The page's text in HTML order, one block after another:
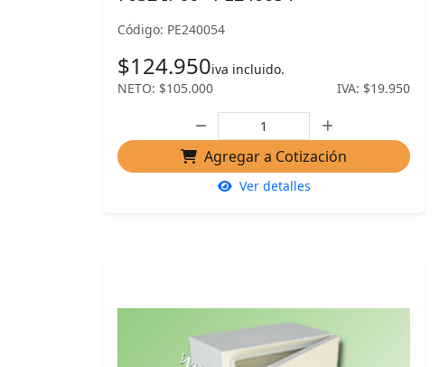
Código: PE240054
$124.950iva incluido.
NETO: $105.000
IVA: $19.950
Agregar a Cotización
Ver detalles